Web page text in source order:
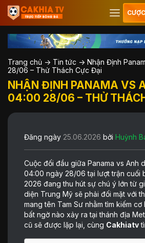
Trang chủ -> Tin tức -> Nhận Định
28/06 – Thử Thách Cực Đại
NHẬN ĐỊNH PANAMA VS
04:00 28/06 – THỬ
Đăng ngày 25.06.2026 bởi Huỳnh
Cuộc đối đầu giữa Panama vs Anh
04:00 ngày 28/06 tại lượt trận cuối
2026 đang thu hút sự chú ý lớn từ
diện Trung Mỹ sẽ phải đối mặt với
mang tên Tam Sư nhằm tìm kiếm cơ
bất ngờ nào xảy ra tại thánh địa
cũ sẽ được lặp lại, cùng Cakhiatv